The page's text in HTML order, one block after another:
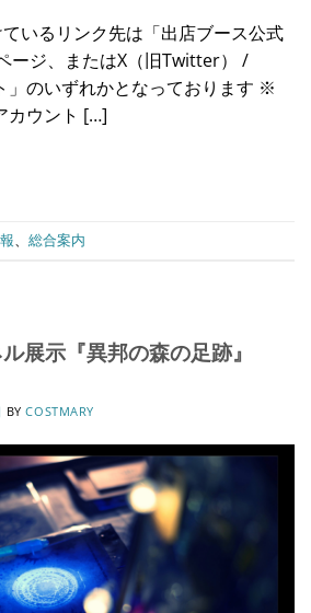
いるリンク先は「出店ブース公式
ージ、またはX（旧Twitter） /
のいずれかとなっております ※
カウント […]
、 総合案内
展示『異邦の森の足跡』
BYCOSTMARY